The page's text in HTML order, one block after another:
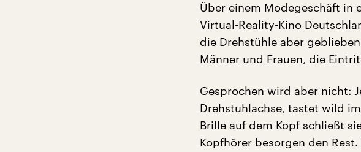
Über einem Modegeschäft in
Virtual-Reality-Kino
die Drehstühle aber
Männer und Frauen, die
Gesprochen wird aber nicht:
Drehstuhlachse, tastet wild
Brille auf dem Kopf schließt
Kopfhörer besorgen den